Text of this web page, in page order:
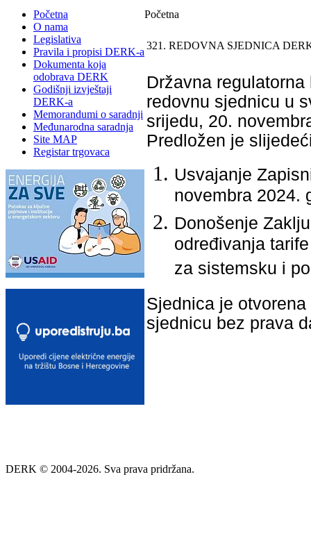
Početna
O nama
Legislativa
Pravila i propisi DERK-a
Dokumenta koja
odobrava DERK
Godišnji izvještaji
DERK-a
Memorandumi o saradnji
Međunarodna saradnja
Site MAP
Registar trgovaca
Početna
321. REDOVNA SJEDNICA
Državna
redovnu sjednicu u
srijedu, 20.
Predložen je
Usvajanje
novembra 2024.
Donošenje
određivanja
za sistemsku i
Sjednica je
sjednicu bez prava
DERK © 2004-2026. Sva prava pridržana.